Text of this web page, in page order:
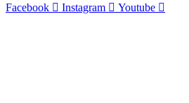
Facebook
Instagram Youtube